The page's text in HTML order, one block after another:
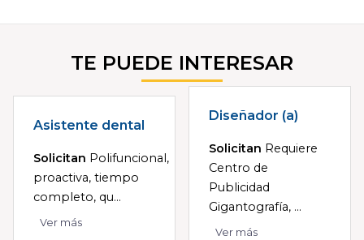
TE PUEDE INTERESAR
Asistente dental
Solicitan Polifuncional,
proactiva, tiempo
completo, qu...
Ver más
Diseñador (a)
Solicitan Requiere
Centro de
Publicidad
Gigantografía, ...
Ver más